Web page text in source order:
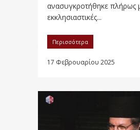
ανασυγκροτήθηκε πλήρως
εκκλησιαστικές...
Περισσότερα
17 Φεβρουαρίου 2025